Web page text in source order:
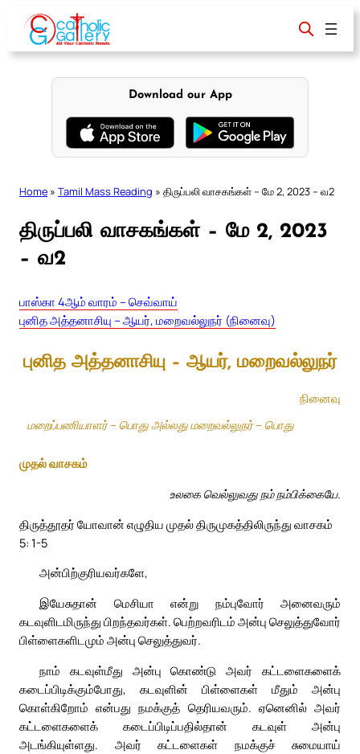
content
Download our App
Home » Tamil Mass Reading » திருப்பலி வாசகங்கள் – மே 2, 2023 – வ2
திருப்பலி வாசகங்கள் – மே 2, 2023
– வ2
பாஸ்கா 4ஆம் வாரம் – செவ்வாய்
புனித அத்தனாசியு – ஆயர், மறைவல்லுநர் (நினைவு)
புனித அத்தனாசியு – ஆயர், மறைவல்லுநர்
நினைவு
மறைப்பணியாளர் – பொது அல்லது மறைவல்லுநர் – பொது
முதல் வாசகம்
உலகை வெல்லுவது நம் நம்பிக்கையே.
திருத்தூதர் யோவான் எழுதிய முதல் திருமுகத்திலிருந்து வாசகம்
5: 1-5
அன்பிற்குரியவர்களே,
இயேசுதான் மெசியா என்று நம்புவோர் அனைவரும்
கடவுளிடமிருந்து பிறந்தவர்கள். பெற்றவரிடம் அன்பு செலுத்துவோர்
பிள்ளைகளிடமும் அன்பு செலுத்துவர்.
நாம் கடவுள்மீது அன்பு கொண்டு அவர் கட்டளைகளைக்
கடைப்பிடிக்கும்போது, கடவுளின் பிள்ளைகள் மீதும் அன்பு
கொள்கிறோம் என்பது நமக்குத் தெரியவரும். ஏனெனில் அவர்
கட்டளைகளைக் கடைப்பிடிப்பதில்தான் கடவுள் அன்பு
அடங்கியுள்ளது. அவர் கட்டளைகள் நமக்குச் சுமையாய்